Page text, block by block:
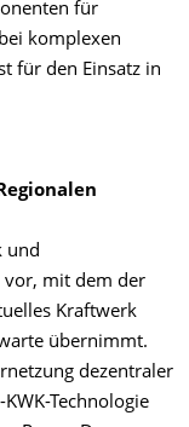
für
komplexen
für den Einsatz in
und
vor, mit dem der
Kraftwerk
übernimmt.
dezentraler
Technologie